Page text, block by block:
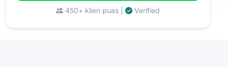
450+ klien puas | Verified